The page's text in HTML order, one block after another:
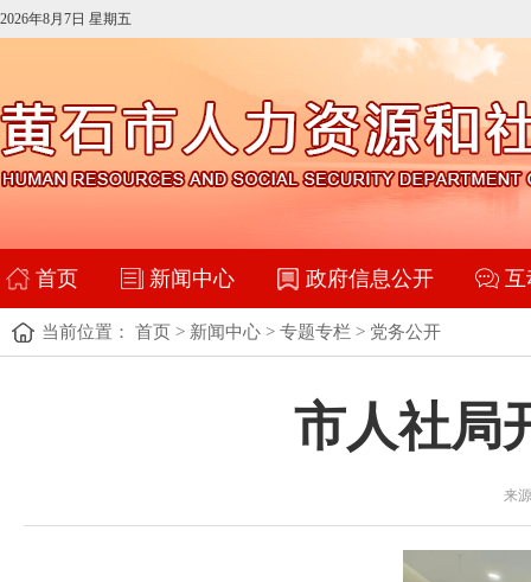
2026年8月7日 星期五
首页 新闻中心 政府信息公开 互
当前位置： 首页 > 新闻中心 > 专题专栏 > 党务公开
市人社局
来